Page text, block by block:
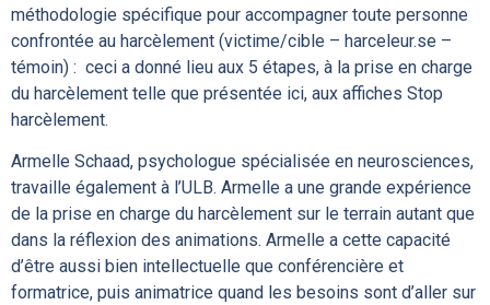
méthodologie spécifique pour accompagner toute personne
confrontée au harcèlement (victime/cible – harceleur.se –
témoin) : ceci a donné lieu aux 5 étapes, à la prise en charge
du harcèlement telle que présentée ici, aux affiches Stop
harcèlement.
Armelle Schaad, psychologue spécialisée en neurosciences,
travaille également à l’ULB. Armelle a une grande expérience
de la prise en charge du harcèlement sur le terrain autant que
dans la réflexion des animations. Armelle a cette capacité
d’être aussi bien intellectuelle que conférencière et
formatrice, puis animatrice quand les besoins sont d’aller sur